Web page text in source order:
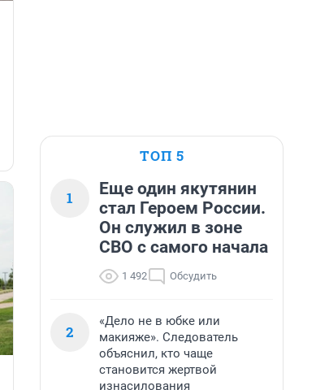
ТОП 5
1
Еще один якутянин
стал Героем России.
Он служил в зоне
СВО с самого начала
1 492 Обсудить
2
«Дело не в юбке или
макияже». Следователь
объяснил, кто чаще
становится жертвой
изнасилования